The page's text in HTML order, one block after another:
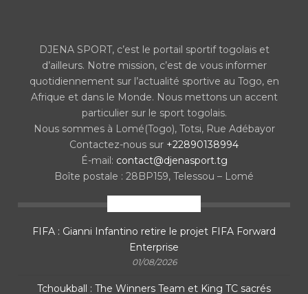
DJENA SPORT, c’est le portail sportif togolais et
d’ailleurs. Notre mission, c’est de vous informer
quotidiennement sur l’actualité sportive au Togo, en
Afrique et dans le Monde. Nous mettons un accent
particulier sur le sport togolais.
Nous sommes à Lomé(Togo), Totsi, Rue Adébayor
Contactez-nous sur +22890138994
É-mail: contact@djenasport.tg
Boîte postale : 28BP159, Telessou – Lomé
FIFA : Gianni Infantino retire le projet FIFA Forward
Enterprise
01/08/2026
Tchoukball : The Winners Team et King TC sacrés